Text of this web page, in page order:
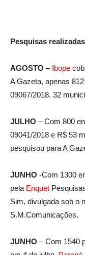
Pesquisas
AGOSTO –Ibope
A Gazeta, apenas
09067/2018. 32
JULHO – Com 800
09041/2018 e R$ 53
pesquisou para A
JUNHO -Com 1300
pela Enquet
Sim, divulgada sob o
S.M.Comunicações.
JUNHO – Com 1540